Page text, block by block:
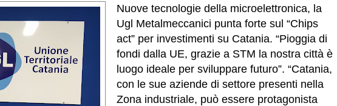
Nuove tecnologie della microelettronica, la
Ugl Metalmeccanici punta forte sul “Chips
act” per investimenti su Catania. “Pioggia di
fondi dalla UE, grazie a STM la nostra città è
luogo ideale per sviluppare futuro”. “Catania,
con le sue aziende di settore presenti nella
Zona industriale, può essere protagonista